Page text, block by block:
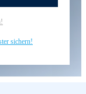
sichern!